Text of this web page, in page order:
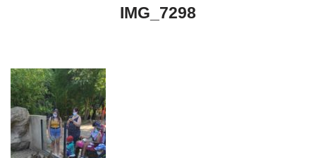
IMG_7298